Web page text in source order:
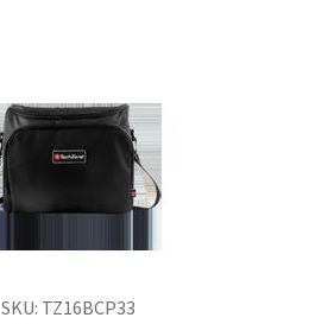
SKU: TZ16BCP33